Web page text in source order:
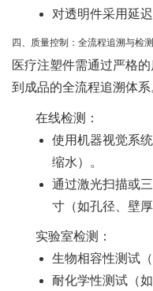
对透明件采用延
四、质量控制：全流程追溯与检测
医疗注塑件需通过严格
到成品的全流程追溯体系
在线检测 ：
使用机器视觉系
缩水）。
通过激光扫描或
寸（如孔径、壁厚
实验室检测 ：
生物相容性测试
耐化学性测试（